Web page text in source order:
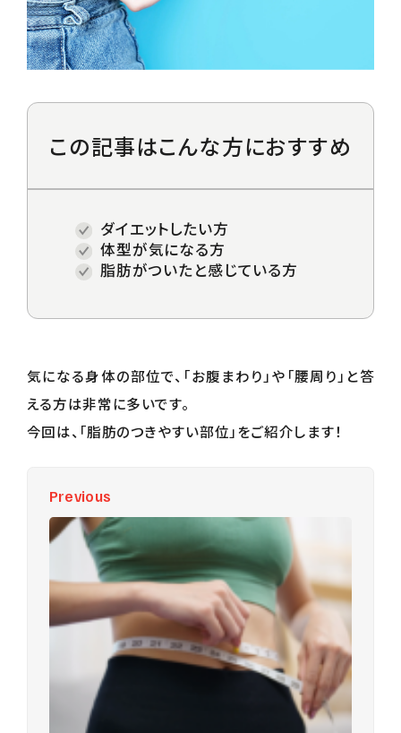
入会の流れ / FAQ
お客様レビュー
初回体験予約 / お問い合わせ
この記事はこんな方におすすめ
ダイエットしたい方
体型が気になる方
脂肪がついたと感じている方
気になる身体の部位で、「お腹まわり」や「腰周り」と答
える方は非常に多いです。
今回は、「脂肪のつきやすい部位」をご紹介します！
Previous